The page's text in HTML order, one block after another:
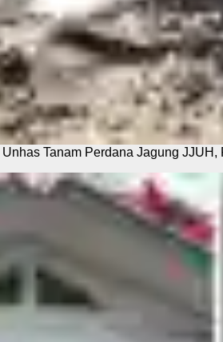
Tanam Perdana Jagung